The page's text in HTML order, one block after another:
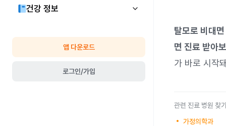
건강 정보
앱 다운로드
로그인/가입
탈모로 비대
면 진료 받아
가 바로 시작
관련 진료 병원 찾
가정의학과